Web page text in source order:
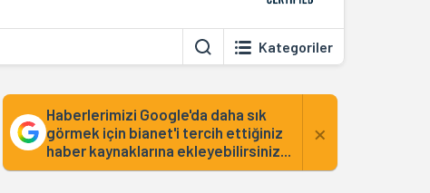
Kategoriler
Haberlerimizi Google'da daha sık
görmek için bianet'i tercih ettiğiniz
haber kaynaklarına ekleyebilirsiniz...
×